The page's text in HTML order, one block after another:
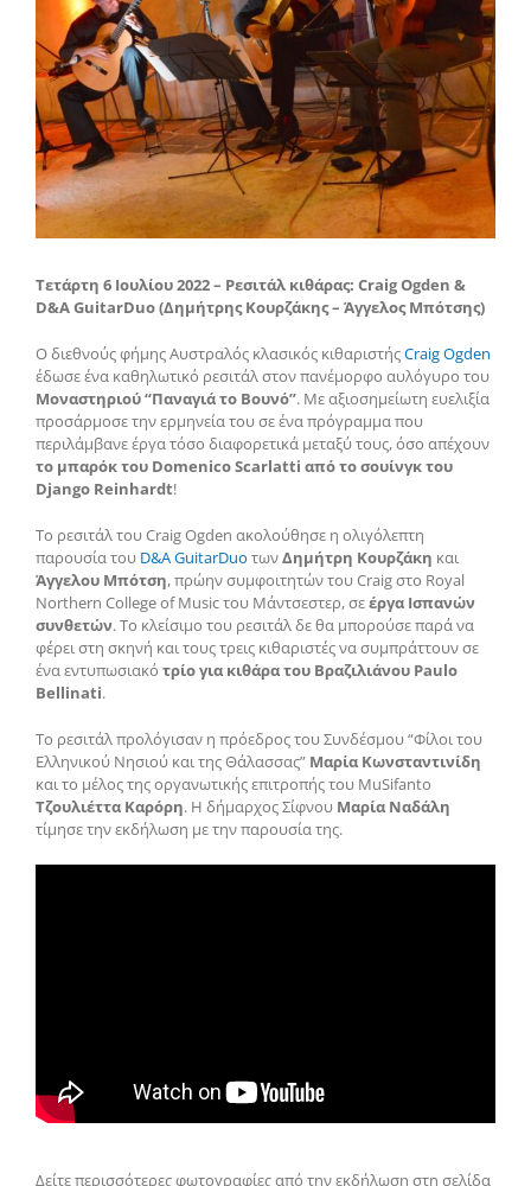
Τετάρτη 6 Ιουλίου 2022 – Ρεσιτάλ κιθάρας: Craig Ogden &
D&A GuitarDuo (Δημήτρης Κουρζάκης – Άγγελος Μπότσης)
Ο διεθνούς φήμης Αυστραλός κλασικός κιθαριστήςCraig Ogden
έδωσε ένα καθηλωτικό ρεσιτάλ στον πανέμορφο αυλόγυρο του
Μοναστηριού “Παναγιά το Βουνό”. Με αξιοσημείωτη ευελιξία
προσάρμοσε την ερμηνεία του σε ένα πρόγραμμα που
περιλάμβανε έργα τόσο διαφορετικά μεταξύ τους, όσο απέχουν
το μπαρόκ του Domenico Scarlatti από το σουίνγκ του
Django Reinhardt!
Το ρεσιτάλ του Craig Ogden ακολούθησε η ολιγόλεπτη
παρουσία του D&A GuitarDuo τωνΔημήτρη Κουρζάκη και
Άγγελου Μπότση, πρώην συμφοιτητών του Craig στο Royal
Northern College of Music του Μάντσεστερ, σεέργα Ισπανών
συνθετών. Το κλείσιμο του ρεσιτάλ δε θα μπορούσε παρά να
φέρει στη σκηνή και τους τρεις κιθαριστές να συμπράττουν σε
ένα εντυπωσιακό τρίο για κιθάρα του Βραζιλιάνου Paulo
Bellinati.
Το ρεσιτάλ προλόγισαν η πρόεδρος του Συνδέσμου “Φίλοι του
Ελληνικού Νησιού και της Θάλασσας” Μαρία Κωνσταντινίδη
και το μέλος της οργανωτικής επιτροπής του MuSifanto
Τζουλιέττα Καρόρη. Η δήμαρχος Σίφνου Μαρία Ναδάλη
τίμησε την εκδήλωση με την παρουσία της.
Δείτε περισσότερες φωτογραφίες από την εκδήλωση στη σελίδα